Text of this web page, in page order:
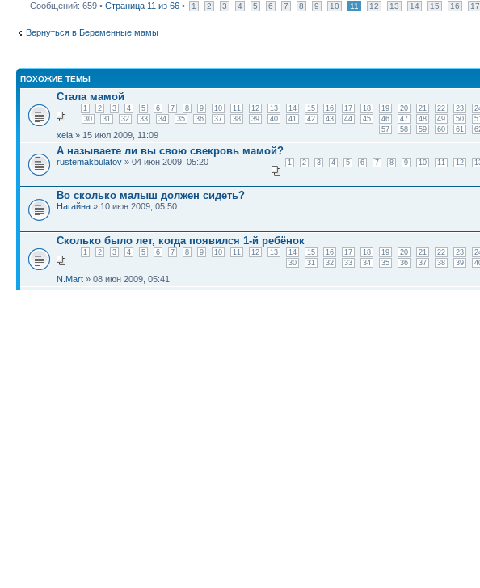
Сообщений: 659 • Страница 11 из 66 • 1 2 3 4 5 6 7 8 9 10 11 12 13 14 15 16 17
Вернуться в Беременные мамы
ПОХОЖИЕ ТЕМЫ
Стала мамой
1 2 3 4 5 6 7 8 9 10 11 12 13 14 15 16 17 18 19 20 21 22 23
30
31 32 33 34 35 36 37 38 39 40 41 42 43 44 45 46 47 48 49 50 51
57
58 59 60 61
xela » 15 июл 2009, 11:09
А называете ли вы свою свекровь мамой?
1 2 3 4 5 6 7 8 9 10 11 12
rustemakbulatov » 04 июн 2009, 05:20
Во сколько малыш должен сидеть?
Нагайна » 10 июн 2009, 05:50
Сколько было лет, когда появился 1-й ребёнок
1 2 3 4 5 6 7 8 9 10 11 12 13 14 15 16 17 18 19 20 21 22 23
30
31 32 33 34 35 36 37 38 39
N.Mart » 08 июн 2009, 05:41